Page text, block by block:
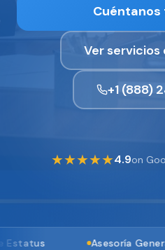
Cuéntanos
Ver servicios
+1 (888)
★★★★★4.9on
Asesoría General